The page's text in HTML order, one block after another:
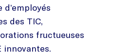
d’employés
des TIC,
fructueuses
innovantes.